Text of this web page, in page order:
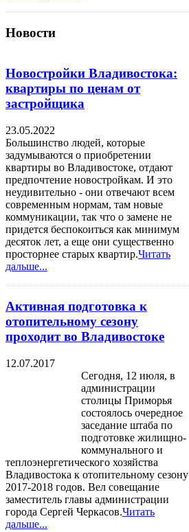
Новости
Новостройки Владивостока:
квартиры по ценам от
застройщика
23.05.2022
Большинство людей, которые
задумываются о приобретении
квартиры во Владивостоке, отдают
предпочтение новостройкам. И это
неудивительно - они отвечают всем
современным нормам, там новые
коммуникации, так что о замене не
придется беспокоиться как минимум
десяток лет, а еще они существенно
просторнее старых квартир.Читать
дальше...
Активная подготовка к
отопительному сезону
проходит во Владивостоке
12.07.2017
Сегодня, 12 июля, в
администрации
столицы Приморья
состоялось очередное
заседание штаба по
подготовке жилищно-
коммунального и
теплоэнергетического хозяйства
Владивостока к отопительному сезону
2017-2018 годов. Вел совещание
заместитель главы администрации
города Сергей Черкасов.Читать
дальше...